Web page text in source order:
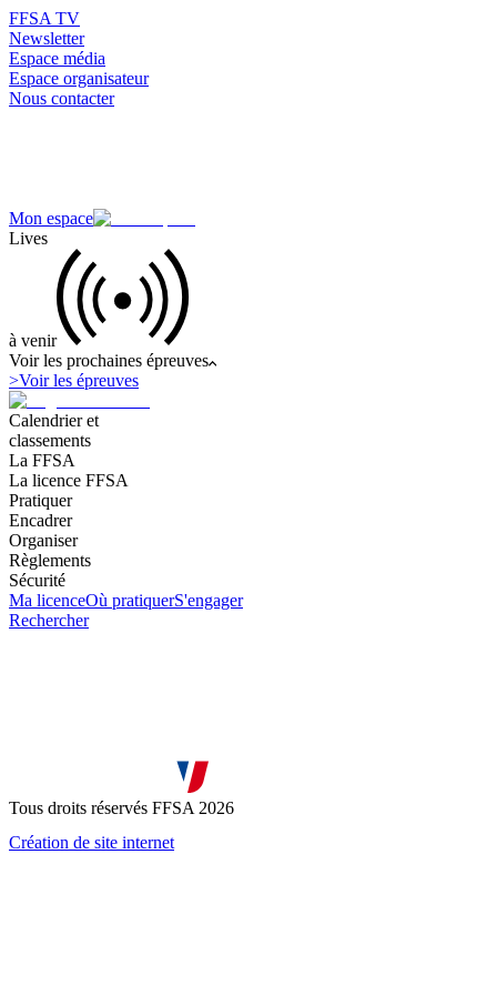
FFSA TV
Newsletter
Espace média
Espace organisateur
Nous contacter
Mon espace
Lives
à venir
Voir les prochaines épreuves
>Voir les épreuves
Calendrier et
classements
La FFSA
La licence FFSA
Pratiquer
Encadrer
Organiser
Règlements
Sécurité
Ma licenceOù pratiquerS'engager
Rechercher
Tous droits réservés FFSA 2026
Création de site internet